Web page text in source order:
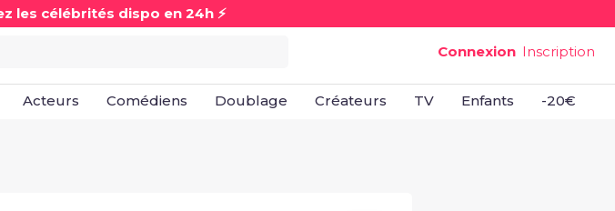
les célébrités dispo en 24h ⚡
Connexion Inscription
Acteurs Comédiens Doublage Créateurs TV Enfants -20€